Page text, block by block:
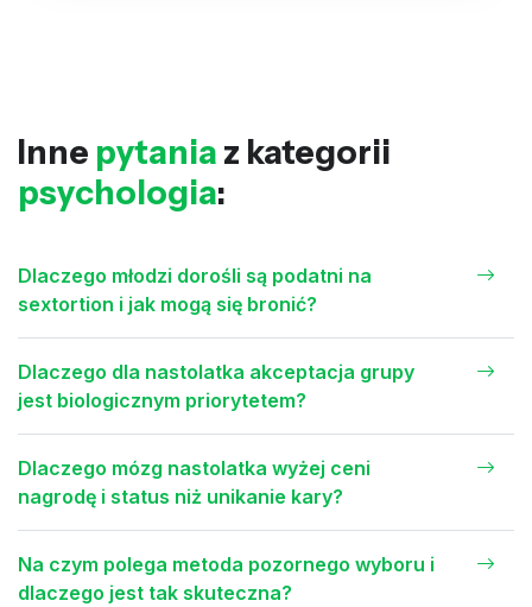
Inne pytania z kategorii
psychologia:
Dlaczego młodzi dorośli są podatni na
sextortion i jak mogą się bronić?
Dlaczego dla nastolatka akceptacja grupy
jest biologicznym priorytetem?
Dlaczego mózg nastolatka wyżej ceni
nagrodę i status niż unikanie kary?
Na czym polega metoda pozornego wyboru i
dlaczego jest tak skuteczna?